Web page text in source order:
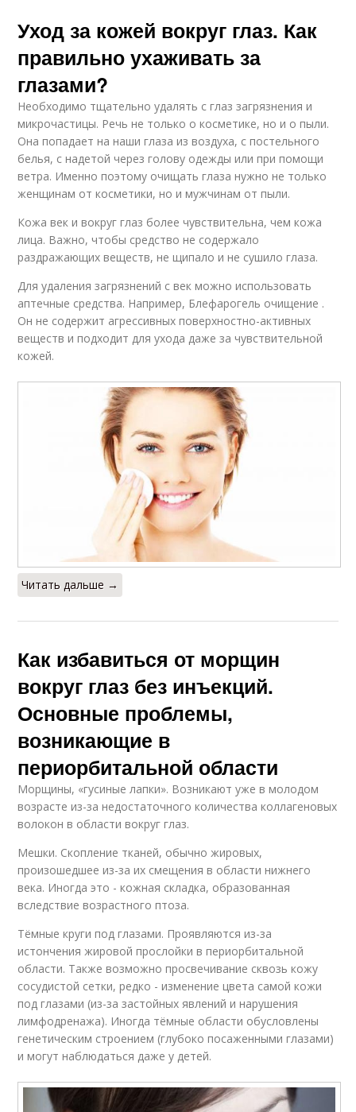
Уход за кожей вокруг глаз. Как
правильно ухаживать за
глазами?
Необходимо тщательно удалять с глаз загрязнения и
микрочастицы. Речь не только о косметике, но и о пыли.
Она попадает на наши глаза из воздуха, с постельного
белья, с надетой через голову одежды или при помощи
ветра. Именно поэтому очищать глаза нужно не только
женщинам от косметики, но и мужчинам от пыли.
Кожа век и вокруг глаз более чувствительна, чем кожа
лица. Важно, чтобы средство не содержало
раздражающих веществ, не щипало и не сушило глаза.
Для удаления загрязнений с век можно использовать
аптечные средства. Например, Блефарогель очищение .
Он не содержит агрессивных поверхностно-активных
веществ и подходит для ухода даже за чувствительной
кожей.
Читать дальше →
Как избавиться от морщин
вокруг глаз без инъекций.
Основные проблемы,
возникающие в
периорбитальной области
Морщины, «гусиные лапки». Возникают уже в молодом
возрасте из-за недостаточного количества коллагеновых
волокон в области вокруг глаз.
Мешки. Скопление тканей, обычно жировых,
произошедшее из-за их смещения в области нижнего
века. Иногда это - кожная складка, образованная
вследствие возрастного птоза.
Тёмные круги под глазами. Проявляются из-за
истончения жировой прослойки в периорбитальной
области. Также возможно просвечивание сквозь кожу
сосудистой сетки, редко - изменение цвета самой кожи
под глазами (из-за застойных явлений и нарушения
лимфодренажа). Иногда тёмные области обусловлены
генетическим строением (глубоко посаженными глазами)
и могут наблюдаться даже у детей.